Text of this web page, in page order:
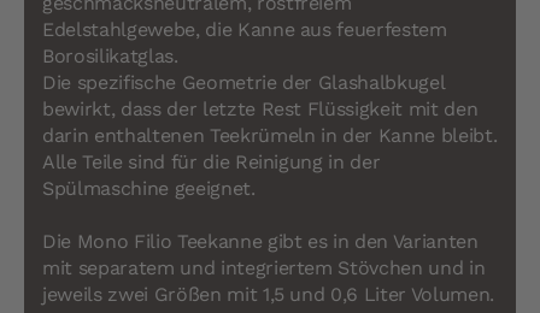
Edelstahlgewebe, die Kanne aus feuerfestem
Borosilikatglas.
Die spezifische Geometrie der Glashalbkugel
bewirkt, dass der letzte Rest Flüssigkeit mit den
darin enthaltenen Teekrümeln in der Kanne bleibt.
Alle Teile sind für die Reinigung in der
Spülmaschine geeignet.
Die Mono Filio Teekanne gibt es in den Varianten
mit separatem und integriertem Stövchen und in
jeweils zwei Größen mit 1,5 und 0,6 Liter Volumen.